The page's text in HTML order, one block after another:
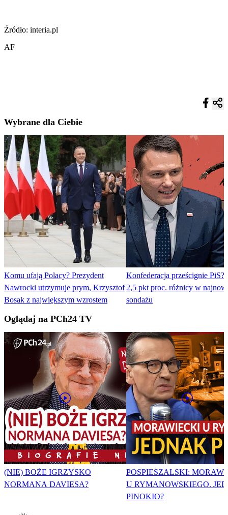
Źródło: interia.pl
AF
Wybrane dla Ciebie
Komu ufają Polacy? Prezydent
Nawrocki utrzymuje prym, Krzysztof
Bosak z największym wzrostem
Konfederacja prześcignie PiS?
2,5 pkt proc. różnicy w
sondażu
Oglądaj na PCh24 TV
(NIE) BOŻE IGRZYSKO
NORMANA DAVIESA?
POSPIESZALSKI:
U RYMANOWSKIEGO.
PINOKIO?